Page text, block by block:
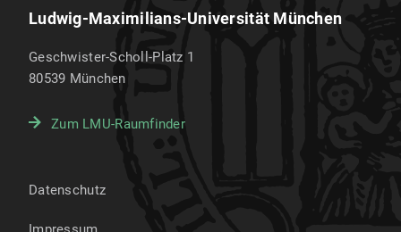
Ludwig-Maximilians-Universität München
Geschwister-Scholl-Platz 1
80539 München
Zum LMU-Raumfinder
Datenschutz